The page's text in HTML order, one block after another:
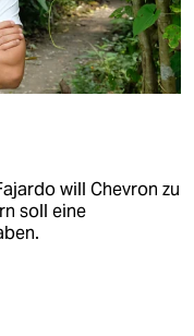
will Chevron zu
soll eine